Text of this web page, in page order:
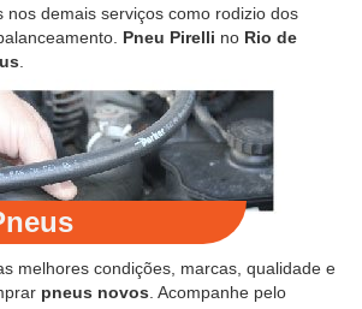
nos demais serviços como rodizio dos
Pneu Pirelli no Rio de
melhores condições, marcas, qualidade e
pneus novos . Acompanhe pelo